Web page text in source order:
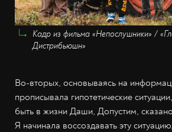
Кадр из фильма «Непослушники» /
Дистрибьюшн»
Во-вторых, основываясь на
прописывала гипотетические
быть в жизни Даши, Допустим,
Я начинала воссоздавать эту